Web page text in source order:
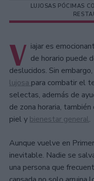
LUJOSAS PÓCIMAS
V iajar es
de horario puede
deslucidos. Sin
lujosa para combatir el
selectas, además de
de zona horaria, también
piel y bienestar general.
Aunque vuelve en
inevitable. Nadie se
una persona que